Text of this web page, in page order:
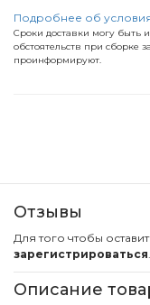
Подробнее об
Сроки доставки могу быть
обстоятельств при сборке
проинформируют.
Отзывы
Для того чтобы
зарегистрироваться.
Описание